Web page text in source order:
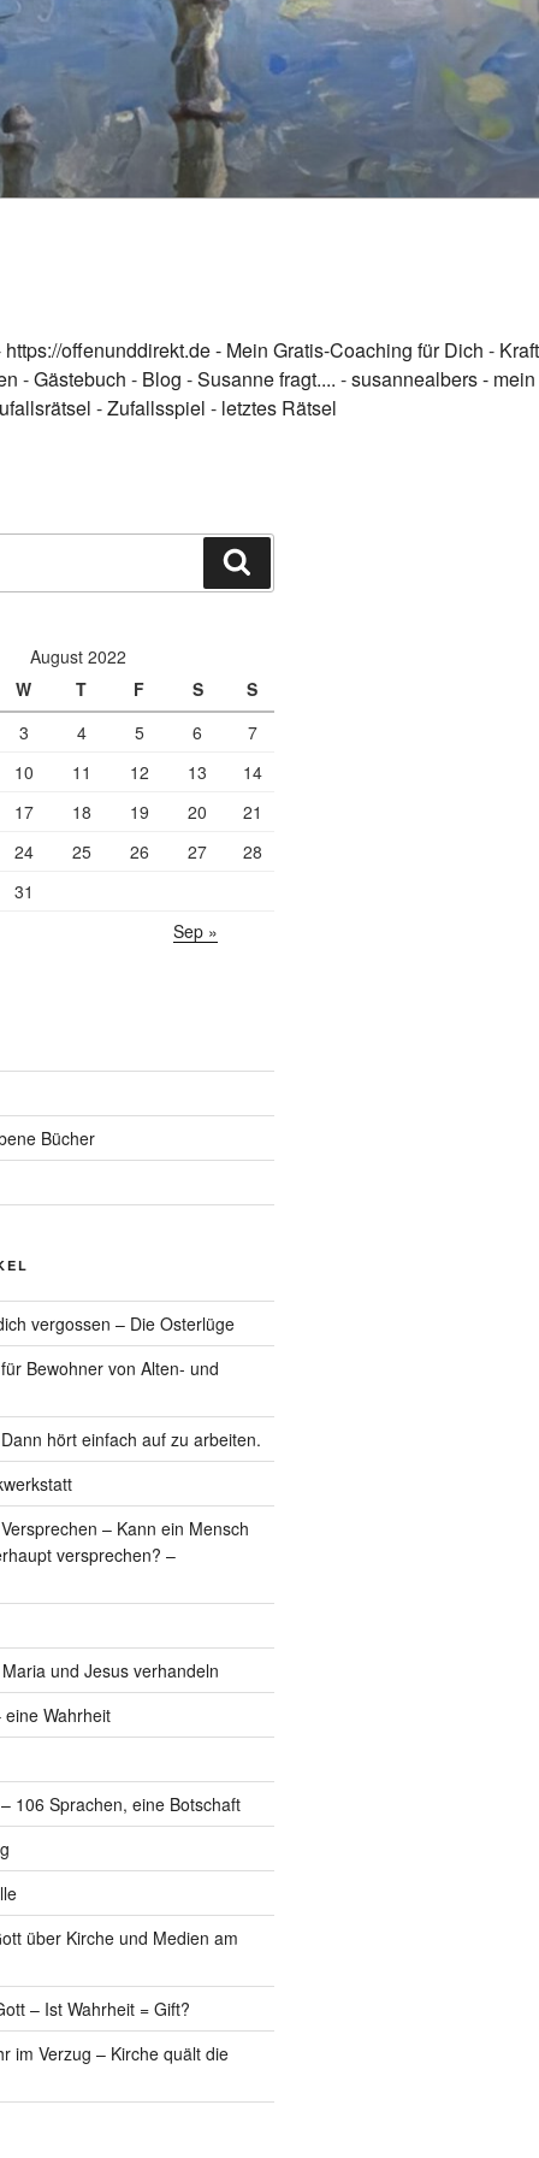
https://offenunddirekt.de - Mein Gratis-Coaching für Dich - Kraft
-Gästebuch - Blog -Susanne fragt.... -susannealbers - mein
-Zufallsspiel - letztes Rätsel
August 2022
W
T F S
S
3
4 5 6
7
10
11 12 13
14
17
18 19 20
21
24
25 26 27
28
31
Sep »
Bücher
vergossen – Die Osterlüge
Bewohner von Alten- und
hört einfach auf zu arbeiten.
– Kann ein Mensch
versprechen? –
und Jesus verhandeln
Wahrheit
106 Sprachen, eine Botschaft
über Kirche und Medien am
– Ist Wahrheit = Gift?
im Verzug – Kirche quält die